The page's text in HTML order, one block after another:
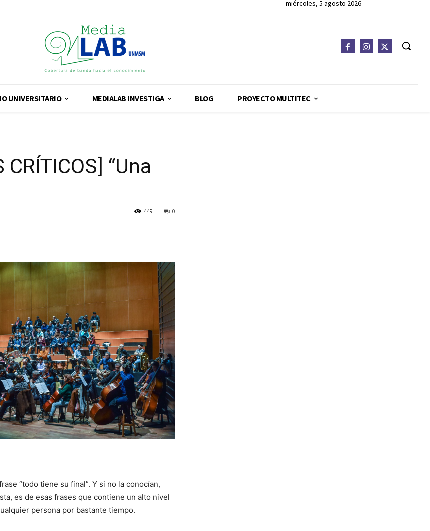
miércoles, 5 agosto 2026
UNIVERSITARIO MEDIALAB INVESTIGA BLOG PROYECTO MULTITEC
CRÍTICOS] “Una
0
449
“todo tiene su final”. Y si no la conocían,
es de esas frases que contiene un alto nivel
persona por bastante tiempo.